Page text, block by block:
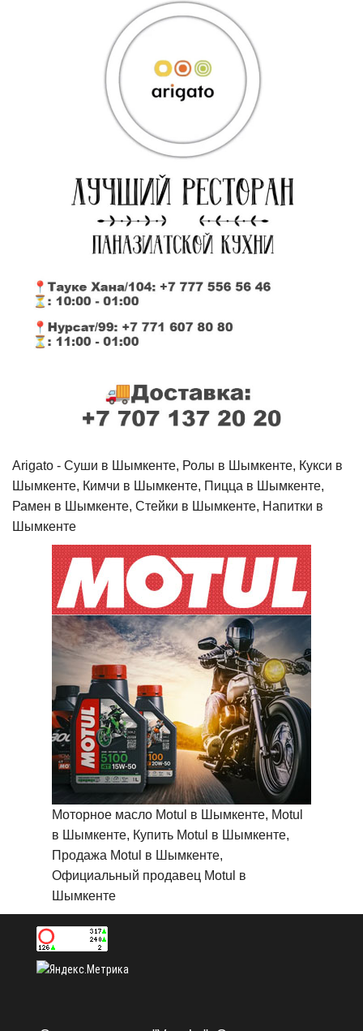
Arigato - Cуши в Шымкенте, Ролы в Шымкенте, Кукси в
Шымкенте, Кимчи в Шымкенте, Пицца в Шымкенте,
Рамен в Шымкенте, Стейки в Шымкенте, Напитки в
Шымкенте
Моторное масло Motul в Шымкенте, Motul
в Шымкенте, Купить Motul в Шымкенте,
Продажа Motul в Шымкенте,
Официальный продавец Motul в
Шымкенте